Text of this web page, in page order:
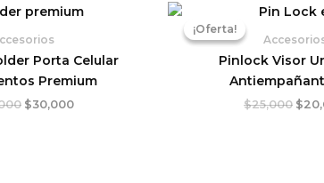
Porta Celular
Premium
El
precio
original
$38,000.
$30,000
El
$30,000.
¡Oferta!
¡Oferta!
Pinlock Visor
$25,000
El
$